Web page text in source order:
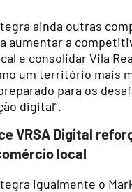
ainda outras
aumentar a
e consolidar Vila
um território mais
para os
digital”.
VRSA Digital
local
igualmente o